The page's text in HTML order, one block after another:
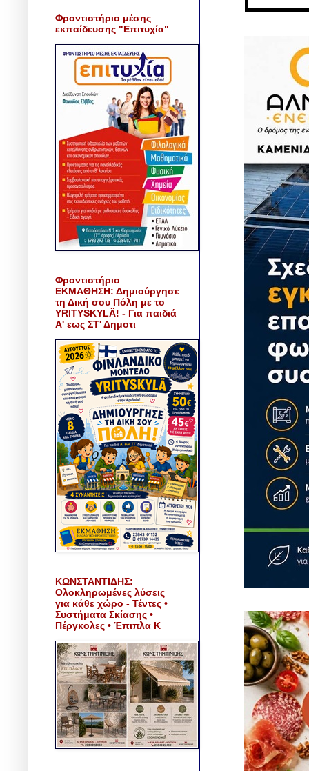
Φροντιστήριο μέσης
εκπαίδευσης "Επιτυχία"
Φροντιστήριο
ΕΚΜΑΘΗΣΗ: Δημιούργησε
τη Δική σου Πόλη με το
YRITYSKYLÄ! - Για παιδιά
Α' εως ΣΤ' Δημοτι
ΚΩΝΣΤΑΝΤΙΔΗΣ:
Ολοκληρωμένες λύσεις
για κάθε χώρο - Τέντες •
Συστήματα Σκίασης •
Πέργκολες • Έπιπλα Κ